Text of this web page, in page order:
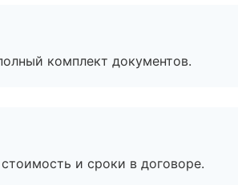
комплект документов.
и сроки в договоре.